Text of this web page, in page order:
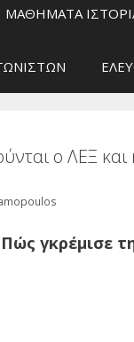
ΜΑΘΗΜΑΤΑ
ο ΛΕΞ
γκρέμισε